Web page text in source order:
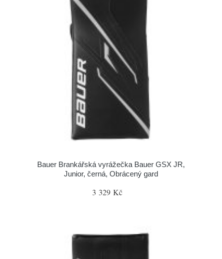
Bauer Brankářská vyrážečka Bauer GSX JR,
Junior, černá, Obrácený gard
3 329 Kč